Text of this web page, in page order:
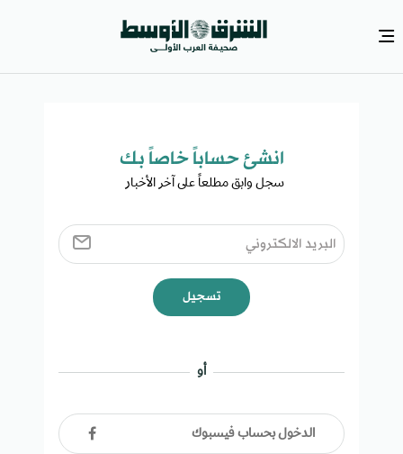
انشئ حساباً خاصاً بك​
سجل وابق مطلعاً على آخر الأخبار ​
تسجيل
أو
الدخول بحساب فيسبوك